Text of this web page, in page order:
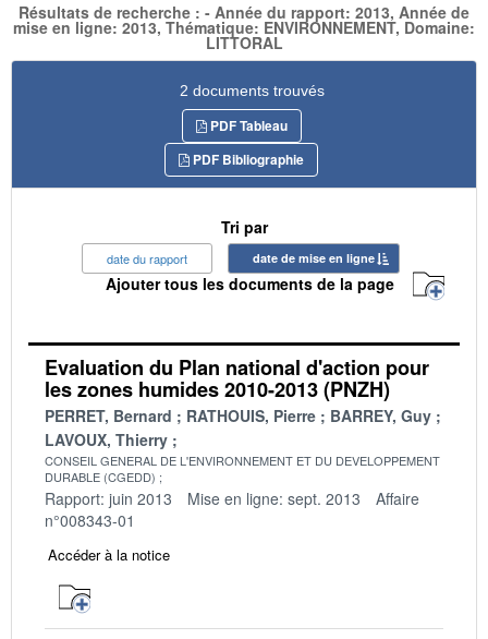
Résultats de recherche : - Année du rapport: 2013, Année de
mise en ligne: 2013, Thématique: ENVIRONNEMENT, Domaine:
LITTORAL
2 documents trouvés
PDF Tableau
PDF Bibliographie
Tri par
date du rapport date de mise en ligne
Ajouter tous les documents de la page
Evaluation du Plan national d'action pour
les zones humides 2010-2013 (PNZH)
PERRET, Bernard RATHOUIS, Pierre
BARREY, Guy
LAVOUX, Thierry
CONSEIL GENERAL DE L'ENVIRONNEMENT ET DU DEVELOPPEMENT
DURABLE (CGEDD)
Rapport: juin 2013 Mise en ligne: sept. 2013
Affaire
n°008343-01
Accéder à la notice